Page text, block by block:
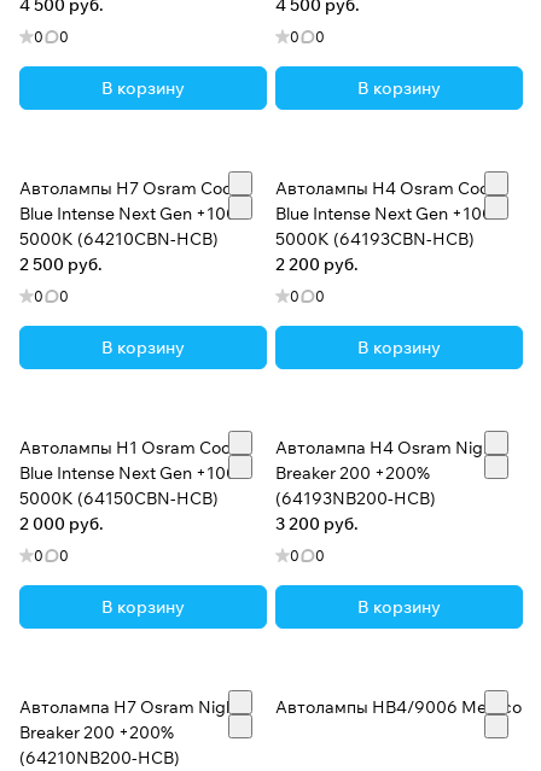
4 500 руб.
0 0
В корзину
4 500 руб.
0 0
В корзину
Автолампы H7 Osram Cool
Blue Intense Next Gen +100%
5000K (64210CBN-HCB)
2 500 руб.
0 0
В корзину
Автолампы H4 Osram Cool
Blue Intense Next Gen +100%
5000K (64193CBN-HCB)
2 200 руб.
0 0
В корзину
Автолампы H1 Osram Cool
Blue Intense Next Gen +100%
5000K (64150CBN-HCB)
2 000 руб.
0 0
В корзину
Автолампа H4 Osram Night
Breaker 200 +200%
(64193NB200-HCB)
3 200 руб.
0 0
В корзину
Автолампа H7 Osram Night
Breaker 200 +200%
(64210NB200-HCB)
Автолампы HB4/9006 Metaco